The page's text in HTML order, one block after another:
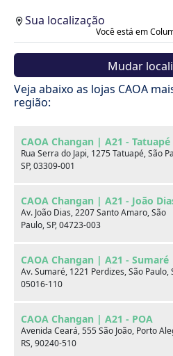
Sua localização
Você está em
Mudar
Veja abaixo as lojas CAOA
região:
CAOA Changan | A21 - Tatuapé
Rua Serra do Japi, 1275 Tatuapé, São
SP, 03309-001
CAOA Changan | A21 - João
Av. João Dias, 2207 Santo Amaro, São
Paulo, SP, 04723-003
CAOA Changan | A21 - Sumaré
Av. Sumaré, 1221 Perdizes, São Paulo,
05016-110
CAOA Changan | A21 - POA
Avenida Ceará, 555 São João, Porto
RS, 90240-510
Voltar